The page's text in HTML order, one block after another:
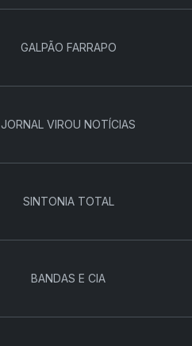
GALPÃO FARRAPO
JORNAL VIROU NOTÍCIAS
SINTONIA TOTAL
BANDAS E CIA